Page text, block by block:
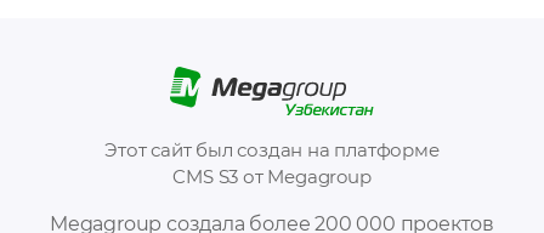
Megagroup создала более 200 000 проектов
Этот сайт был создан на платформе
CMS S3 от Megagroup